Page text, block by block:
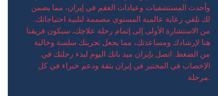
وأحدث المستشفيات وعيادات العقم في إيران، مما يضمن
لك تلقي رعاية عالمية المستوى مصممة لتلبية احتياجاتك.
من الاستشارة الأولى إلى إتمام رحلة علاجك، سيكون فريقنا
هنا لإرشادك ومساعدتك، مما يجعل تجربتك سلسة وخالية
من الضغط. اتصل بإيران ميد بانك اليوم لبدء رحلتك في
الإخصاب في المختبر في إيران بثقة ودعم خبراء في كل
مرحلة.